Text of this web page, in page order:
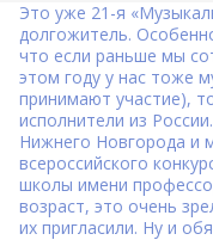
Это уже 21-я
долгожитель.
что если раньше мы
этом году у нас тоже
принимают участие),
исполнители из
Нижнего Новгорода и
всероссийского
школы имени
возраст, это очень
их пригласили. Ну и